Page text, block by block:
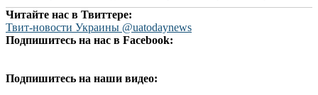
Читайте нас в Твиттере:
Твит-новости Украины @uatodaynews
Подпишитесь на нас в Facebook:
Подпишитесь на наши видео: